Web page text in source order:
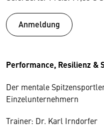
Anmeldung
Performance, Resilienz &
Der mentale
Einzelunternehmern
Trainer: Dr. Karl Irndorfer